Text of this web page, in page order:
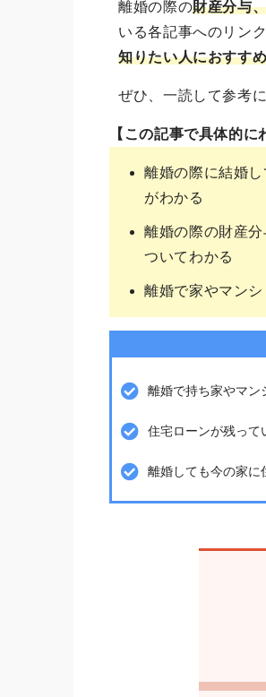
離婚の際の財産分与
いる各記事へのリン
知りたい人におすす
ぜひ、一読して参考
【この記事で具体的に
離婚の際に結婚
がわかる
離婚の際の財産
ついてわかる
離婚で家やマン
離婚で持ち家やマン
住宅ローンが残って
離婚しても今の家に